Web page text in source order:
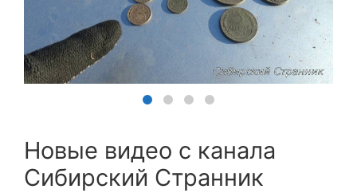
Новые видео с канала
Сибирский Странник